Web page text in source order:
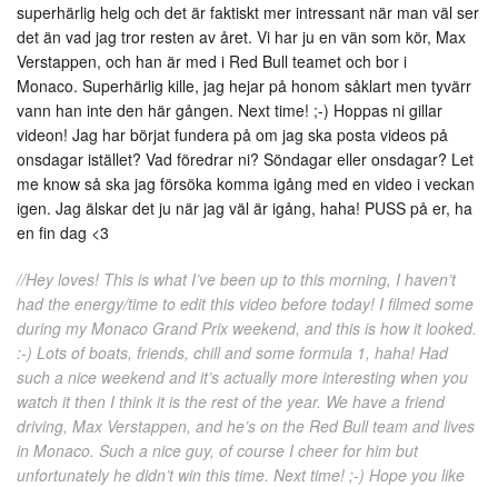
superhärlig helg och det är faktiskt mer intressant när man väl ser
det än vad jag tror resten av året. Vi har ju en vän som kör, Max
Verstappen, och han är med i Red Bull teamet och bor i
Monaco. Superhärlig kille, jag hejar på honom såklart men tyvärr
vann han inte den här gången. Next time! ;-) Hoppas ni gillar
videon! Jag har börjat fundera på om jag ska posta videos på
onsdagar istället? Vad föredrar ni? Söndagar eller onsdagar? Let
me know så ska jag försöka komma igång med en video i veckan
igen. Jag älskar det ju när jag väl är igång, haha! PUSS på er, ha
en fin dag <3
//Hey loves! This is what I’ve been up to this morning, I haven’t
had the energy/time to edit this video before today! I filmed some
during my Monaco Grand Prix weekend, and this is how it looked.
:-) Lots of boats, friends, chill and some formula 1, haha! Had
such a nice weekend and it’s actually more interesting when you
watch it then I think it is the rest of the year. We have a friend
driving, Max Verstappen, and he’s on the Red Bull team and lives
in Monaco. Such a nice guy, of course I cheer for him but
unfortunately he didn’t win this time. Next time! ;-) Hope you like